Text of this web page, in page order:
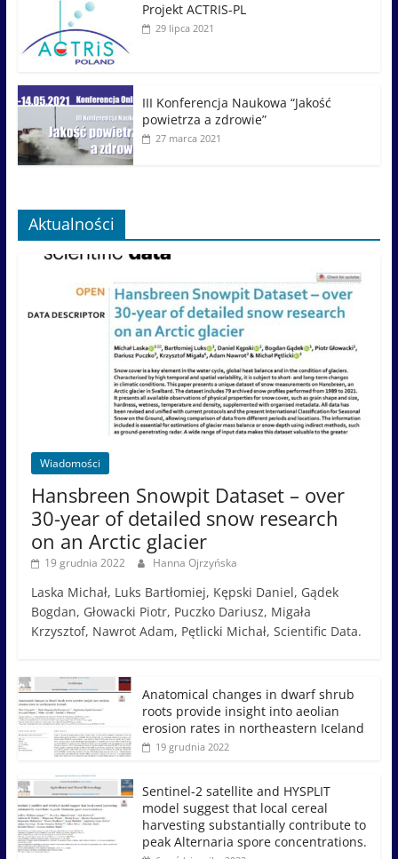
Projekt ACTRIS-PL
29 lipca 2021
III Konferencja Naukowa “Jakość
powietrza a zdrowie”
27 marca 2021
Aktualności
Wiadomości
Hansbreen Snowpit Dataset – over
30-year of detailed snow research
on an Arctic glacier
19 grudnia 2022 Hanna Ojrzyńska
Laska Michał, Luks Bartłomiej, Kępski Daniel, Gądek
Bogdan, Głowacki Piotr, Puczko Dariusz, Migała
Krzysztof, Nawrot Adam, Pętlicki Michał, Scientific Data.
Anatomical changes in dwarf shrub
roots provide insight into aeolian
erosion rates in northeastern Iceland
19 grudnia 2022
Sentinel-2 satellite and HYSPLIT
model suggest that local cereal
harvesting substantially contribute to
peak Alternaria spore concentrations.